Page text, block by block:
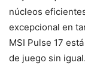
núcleos
excepcional en
MSI Pulse 17
de juego sin igual.